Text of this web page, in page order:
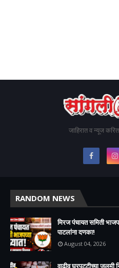
जाहिरात व न्यूज
RANDOM NEWS
मिरज पंचायत समिती
पाटलांना दणका!
August 04, 2026
वाढीव घरपट्टीच्या जुलमी